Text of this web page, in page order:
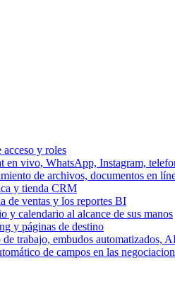
acceso y roles
vivo, WhatsApp, Instagram,
de archivos, documentos en
y tienda CRM
de ventas y los reportes BI
y calendario al alcance de sus manos
y páginas de destino
trabajo, embudos automatizados,
de campos en las